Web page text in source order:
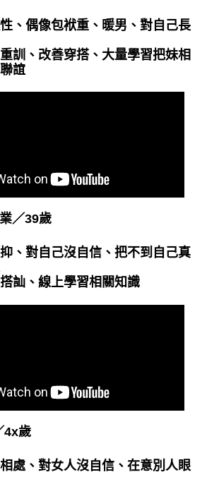
、偶像包袱重、暖男、對自己長
訓、改善穿搭、大量學習把妹相
誼
／39歲
、對自己沒自信、把不到自己真
訕、線上學習相關知識
4x歲
處、對女人沒自信、在意別人眼